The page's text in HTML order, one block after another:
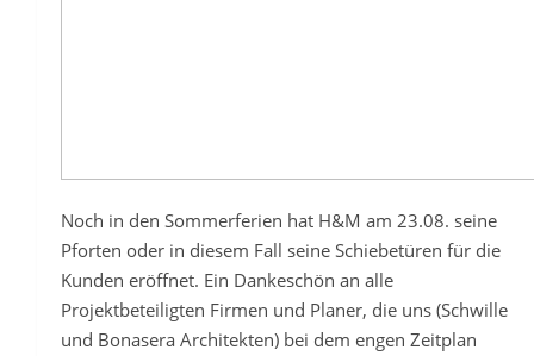
Noch in den Sommerferien hat H&M am 23.08. seine
Pforten oder in diesem Fall seine Schiebetüren für die
Kunden eröffnet. Ein Dankeschön an alle
Projektbeteiligten Firmen und Planer, die uns (Schwille
und Bonasera Architekten) bei dem engen Zeitplan